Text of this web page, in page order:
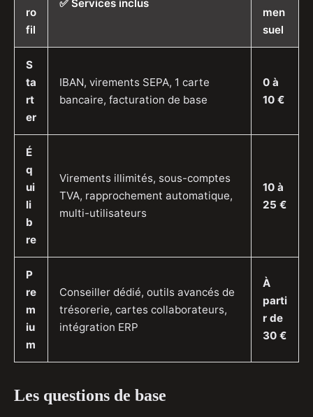
ro
fil
✅ Services inclus
men
suel
S
ta
rt
er
IBAN, virements SEPA, 1 carte
bancaire, facturation de base
0 à
10 €
É
q
ui
li
b
re
Virements illimités, sous-comptes
TVA, rapprochement automatique,
multi-utilisateurs
10 à
25 €
P
re
m
iu
m
Conseiller dédié, outils avancés de
trésorerie, cartes collaborateurs,
intégration ERP
À
parti
r de
30 €
Les questions de base